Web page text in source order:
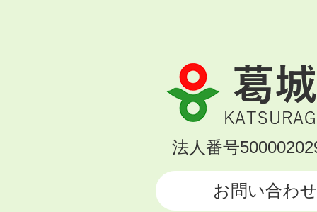
葛
城
市
KATSURAGI
法人番号
お問い合わせ